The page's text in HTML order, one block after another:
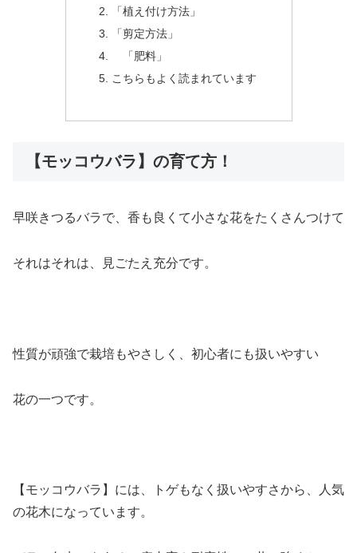
「植え付け方法」
「剪定方法」
「肥料」
こちらもよく読まれています
【モッコウバラ】の育て方！
早咲きつるバラで、香も良くて小さな花をたくさんつけて
それはそれは、見ごたえ充分です。
性質が頑強で栽培もやさしく、初心者にも扱いやすい
花の一つです。
【モッコウバラ】には、トゲもなく扱いやすさから、人気
の花木になっています。